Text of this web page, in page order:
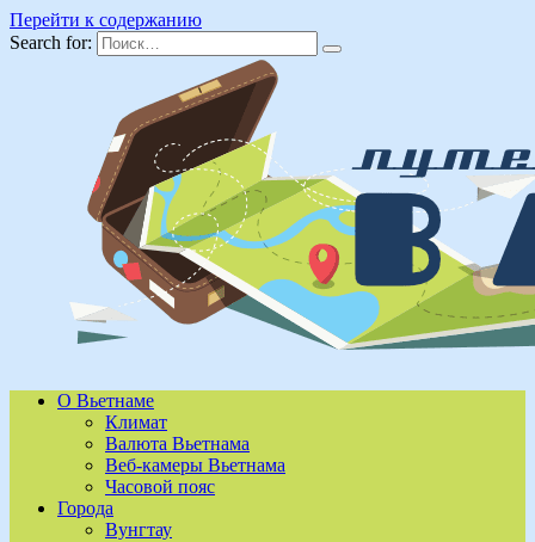
Перейти к содержанию
Search for:
О Вьетнаме
Климат
Валюта Вьетнама
Веб-камеры Вьетнама
Часовой пояс
Города
Вунгтау